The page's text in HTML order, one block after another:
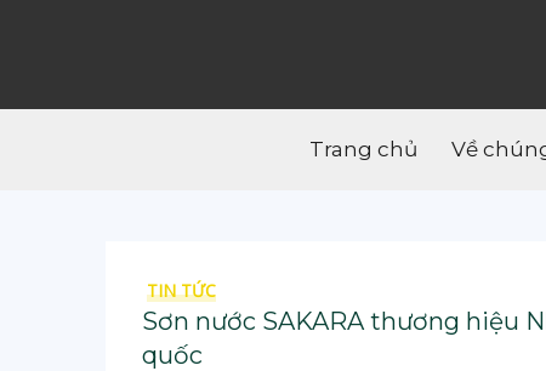
Trang chủ Về
TIN TỨC
Sơn nước SAKARA thương hiệu
quốc